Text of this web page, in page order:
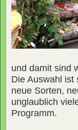
und damit sind
Die Auswahl ist
neue Sorten,
unglaublich
Programm.